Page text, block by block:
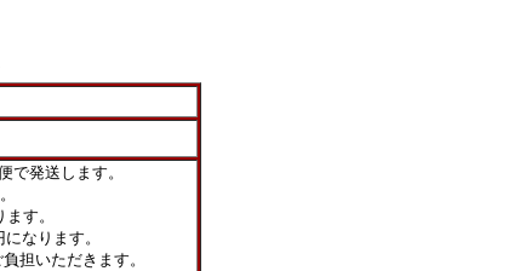
で発送します。
す。
なります。
担いただきます。